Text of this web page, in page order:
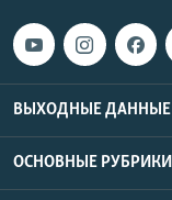
ВЫХОДНЫЕ ДАННЫЕ
ОСНОВНЫЕ РУБРИКИ